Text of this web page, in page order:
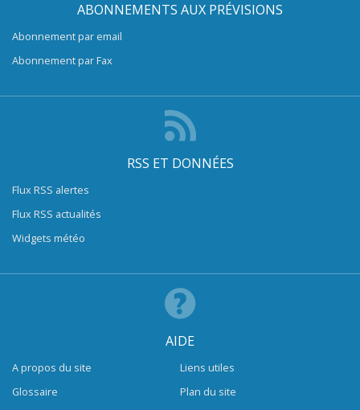
ABONNEMENTS AUX PRÉVISIONS
Abonnement par email
Abonnement par Fax
RSS ET DONNÉES
Flux RSS alertes
Flux RSS actualités
Widgets météo
AIDE
A propos du site
Glossaire
Liens utiles
Plan du site